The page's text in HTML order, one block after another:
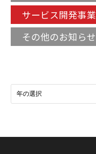
サービス開発事業
その他のお知らせ